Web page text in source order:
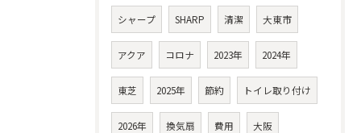
シャープ SHARP 清潔 大東市
アクア コロナ 2023年 2024年
東芝 2025年 節約 トイレ取り付け
2026年 換気扇 費用 大阪